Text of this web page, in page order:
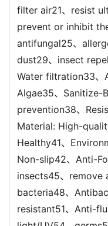
filter air21、resist
prevent or inhibit
antifungal25、
dust29、insect
Water filtration33
Algae35、Sanitize-
prevention38、
Material: High-
Healthy41、
Non-slip42、Anti-
insects45、remove
bacteria48、
resistant51、Anti-